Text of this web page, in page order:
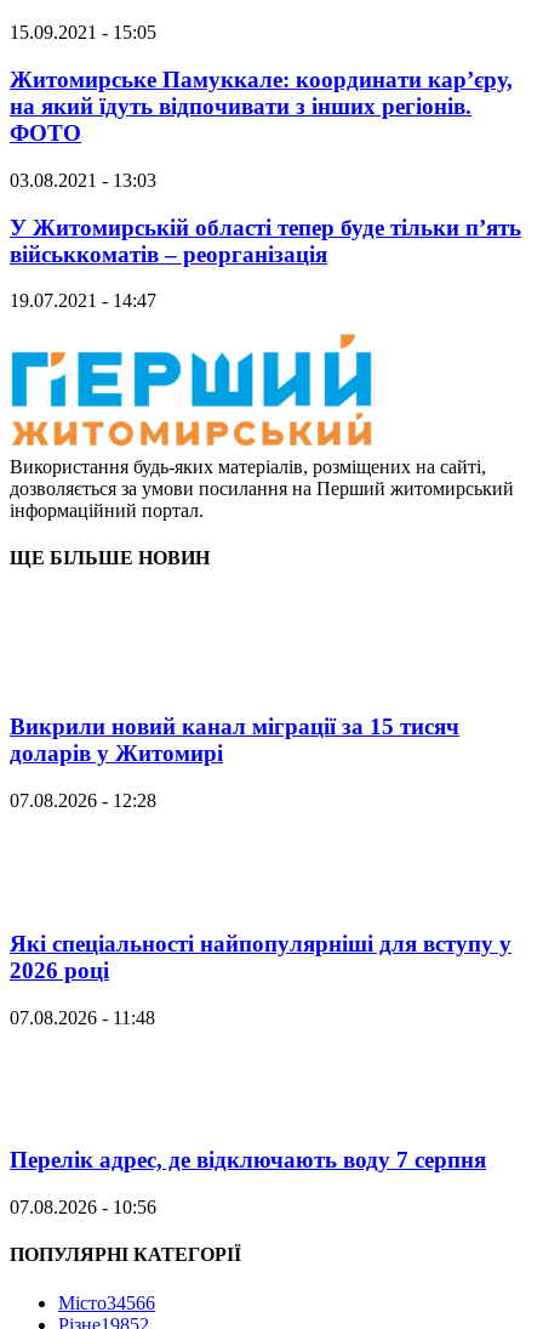
15.09.2021 - 15:05
Житомирське Памуккале: координати кар’єру,
на який їдуть відпочивати з інших регіонів.
ФОТО
03.08.2021 - 13:03
У Житомирській області тепер буде тільки п’ять
військкоматів – реорганізація
19.07.2021 - 14:47
Використання будь-яких матеріалів, розміщених на сайті,
дозволяється за умови посилання на Перший житомирський
інформаційний портал.
ЩЕ БІЛЬШЕ НОВИН
Викрили новий канал міграції за 15 тисяч
доларів у Житомирі
07.08.2026 - 12:28
Які спеціальності найпопулярніші для вступу у
2026 році
07.08.2026 - 11:48
Перелік адрес, де відключають воду 7 серпня
07.08.2026 - 10:56
ПОПУЛЯРНІ КАТЕГОРІЇ
Місто34566
Різне19852